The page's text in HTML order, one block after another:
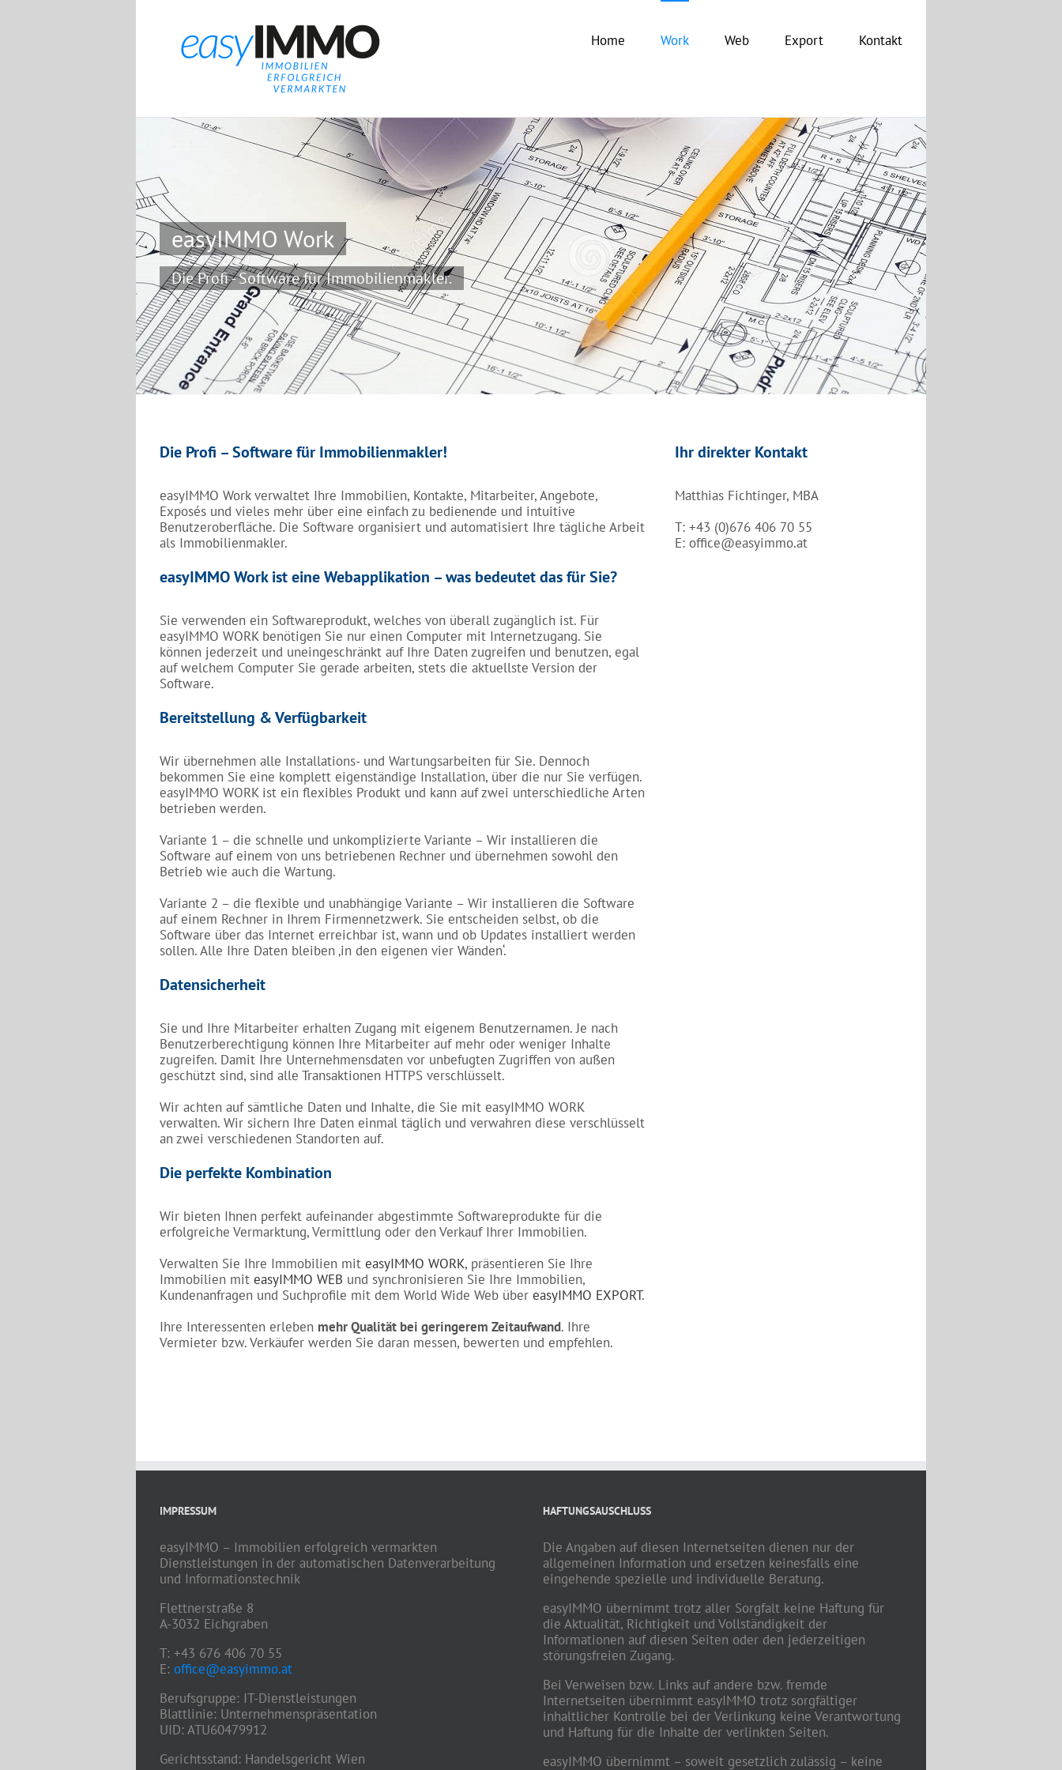
Home Work Web Export Kontakt
easyIMMO Work
Die Profi - Software für Immobilienmakler.
Die Profi – Software für Immobilienmakler!
easyIMMO Work verwaltet Ihre Immobilien, Kontakte, Mitarbeiter, Angebote,
Exposés und vieles mehr über eine einfach zu bedienende und intuitive
Benutzeroberfläche. Die Software organisiert und automatisiert Ihre tägliche Arbeit
als Immobilienmakler.
easyIMMO Work ist eine Webapplikation – was bedeutet das für Sie?
Sie verwenden ein Softwareprodukt, welches von überall zugänglich ist. Für
easyIMMO WORK benötigen Sie nur einen Computer mit Internetzugang. Sie
können jederzeit und uneingeschränkt auf Ihre Daten zugreifen und benutzen, egal
auf welchem Computer Sie gerade arbeiten, stets die aktuellste Version der
Software.
Bereitstellung & Verfügbarkeit
Wir übernehmen alle Installations- und Wartungsarbeiten für Sie. Dennoch
bekommen Sie eine komplett eigenständige Installation, über die nur Sie verfügen.
easyIMMO WORK ist ein flexibles Produkt und kann auf zwei unterschiedliche Arten
betrieben werden.
Variante 1 – die schnelle und unkomplizierte Variante – Wir installieren die
Software auf einem von uns betriebenen Rechner und übernehmen sowohl den
Betrieb wie auch die Wartung.
Variante 2 – die flexible und unabhängige Variante – Wir installieren die Software
auf einem Rechner in Ihrem Firmennetzwerk. Sie entscheiden selbst, ob die
Software über das Internet erreichbar ist, wann und ob Updates installiert werden
sollen. Alle Ihre Daten bleiben ‚in den eigenen vier Wänden‘.
Datensicherheit
Sie und Ihre Mitarbeiter erhalten Zugang mit eigenem Benutzernamen. Je nach
Benutzerberechtigung können Ihre Mitarbeiter auf mehr oder weniger Inhalte
zugreifen. Damit Ihre Unternehmensdaten vor unbefugten Zugriffen von außen
geschützt sind, sind alle Transaktionen HTTPS verschlüsselt.
Wir achten auf sämtliche Daten und Inhalte, die Sie mit easyIMMO WORK
verwalten. Wir sichern Ihre Daten einmal täglich und verwahren diese verschlüsselt
an zwei verschiedenen Standorten auf.
Die perfekte Kombination
Wir bieten Ihnen perfekt aufeinander abgestimmte Softwareprodukte für die
erfolgreiche Vermarktung, Vermittlung oder den Verkauf Ihrer Immobilien.
Verwalten Sie Ihre Immobilien mit easyIMMO WORK, präsentieren Sie Ihre
Immobilien mit easyIMMO WEB und synchronisieren Sie Ihre Immobilien,
Kundenanfragen und Suchprofile mit dem World Wide Web über easyIMMO EXPORT.
Ihre Interessenten erleben mehr Qualität bei geringerem Zeitaufwand. Ihre
Vermieter bzw. Verkäufer werden Sie daran messen, bewerten und empfehlen.
Ihr direkter Kontakt
Matthias Fichtinger, MBA
T: +43 (0)676 406 70 55
E: office@easyimmo.at
IMPRESSUM
easyIMMO – Immobilien erfolgreich vermarkten
Dienstleistungen in der automatischen Datenverarbeitung
und Informationstechnik
Flettnerstraße 8
A-3032 Eichgraben
T: +43 676 406 70 55
E: office@easyimmo.at
Berufsgruppe: IT-Dienstleistungen
Blattlinie: Unternehmenspräsentation
UID: ATU60479912
Gerichtsstand: Handelsgericht Wien
HAFTUNGSAUSCHLUSS
Die Angaben auf diesen Internetseiten dienen nur der
allgemeinen Information und ersetzen keinesfalls eine
eingehende spezielle und individuelle Beratung.
easyIMMO übernimmt trotz aller Sorgfalt keine Haftung für
die Aktualität, Richtigkeit und Vollständigkeit der
Informationen auf diesen Seiten oder den jederzeitigen
störungsfreien Zugang.
Bei Verweisen bzw. Links auf andere bzw. fremde
Internetseiten übernimmt easyIMMO trotz sorgfältiger
inhaltlicher Kontrolle bei der Verlinkung keine Verantwortung
und Haftung für die Inhalte der verlinkten Seiten.
easyIMMO übernimmt – soweit gesetzlich zulässig – keine